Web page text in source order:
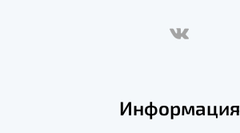
Информация